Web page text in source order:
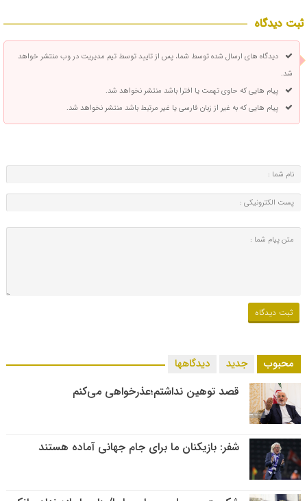
ثبت دیدگاه
دیدگاه های ارسال شده توسط شما، پس از تایید توسط تیم مدیریت در وب منتشر خواهد
شد.
پیام هایی که حاوی تهمت یا افترا باشد منتشر نخواهد شد.
پیام هایی که به غیر از زبان فارسی یا غیر مرتبط باشد منتشر نخواهد شد.
محبوب جدید دیدگاهها
قصد توهین نداشتم؛عذرخواهی می‌کنم
شفر: بازیکنان ما برای جام جهانی آماده هستند